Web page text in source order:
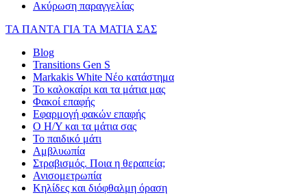
Ακύρωση παραγγελίας
ΤΑ ΠΑΝΤΑ ΓΙΑ ΤΑ ΜΑΤΙΑ ΣΑΣ
Blog
Transitions Gen S
Markakis White Νέο κατάστημα
Το καλοκαίρι και τα μάτια μας
Φακοί επαφής
Εφαρμογή φακών επαφής
Ο Η/Υ και τα μάτια σας
Το παιδικό μάτι
Αμβλυωπία
Στραβισμός. Ποια η θεραπεία;
Ανισομετρωπία
Κηλίδες και διόφθαλμη όραση